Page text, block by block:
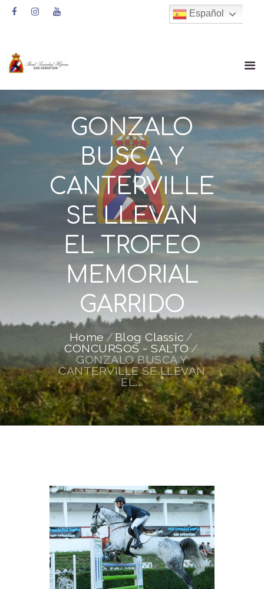
GONZALO
BUSCA Y
CANTERVILLE
SE LLEVAN
EL TROFEO
MEMORIAL
GARRIDO
Home
Blog Classic
CONCURSOS - SALTO
GONZALO BUSCA Y
CANTERVILLE SE LLEVAN
EL...
Español